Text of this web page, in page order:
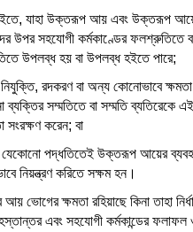
যাহা উক্তরূপ আয় এবং উক্তরূপ
উপর সহযোগী কর্মকাণ্ডের ফলশ্রুতিতে
উপলব্ধ হয় বা উপলব্ধ হইতে পারে;
রদকরণ বা অন্য কোনোভাবে
সম্মতিতে বা সম্মতি ব্যতিরেকে
সংরক্ষণ করেন; বা
পদ্ধতিতেই উক্তরূপ আয়ের
নিয়ন্ত্রণ করিতে সক্ষম হন।
ভোগের ক্ষমতা রহিয়াছে কিনা তাহা
এবং সহযোগী কর্মকান্ডের ফলাফল